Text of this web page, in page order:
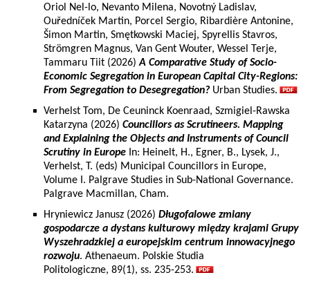
Oriol Nel-lo, Nevanto Milena, Novotný Ladislav,
Ouředníček Martin, Porcel Sergio, Ribardière Antonine,
Šimon Martin, Smętkowski Maciej, Spyrellis Stavros,
Strömgren Magnus, Van Gent Wouter, Wessel Terje,
Tammaru Tiit (2026)A Comparative Study of Socio-
Economic Segregation in European Capital City-Regions:
From Segregation to Desegregation? Urban Studies.
Verhelst Tom, De Ceuninck Koenraad, Szmigiel-Rawska
Katarzyna (2026) Councillors as Scrutineers. Mapping
and Explaining the Objects and Instruments of Council
Scrutiny in Europe In: Heinelt, H., Egner, B., Lysek, J.,
Verhelst, T. (eds) Municipal Councillors in Europe,
Volume I. Palgrave Studies in Sub-National Governance.
Palgrave Macmillan, Cham.
Hryniewicz Janusz (2026) Długofalowe zmiany
gospodarcze a dystans kulturowy między krajami Grupy
Wyszehradzkiej a europejskim centrum innowacyjnego
rozwoju. Athenaeum. Polskie Studia
Politologiczne, 89(1), ss. 235-253.